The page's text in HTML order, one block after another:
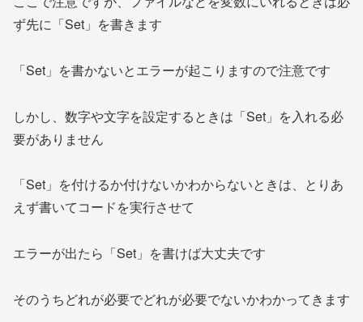
ず先に「Set」を書きます
「Set」を書かないとエラーが起こりますので注意です
しかし、数字や文字を設定するときは「Set」を入れる必
要がありません
「Set」を付けるか付けないかわからないときは、とりあ
えず書いてコードを実行させて
エラーが出たら「Set」を書けば大丈夫です
そのうちどれが必要でどれが必要でないかわかってきます